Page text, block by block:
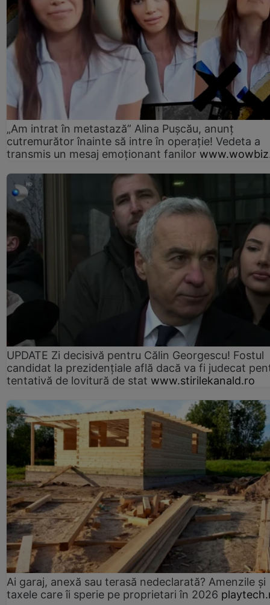
„Am intrat în metastază” Alina Pușcău, anunț
cutremurător înainte să intre în operație! Vedeta a
transmis un mesaj emoționant fanilor
UPDATE Zi decisivă pentru Călin Georgescu! Fostul
candidat la prezidențiale află dacă va fi judecat
tentativă de lovitură de stat www.stirilekanald.ro
Ai garaj, anexă sau terasă nedeclarată? Amenzile și
taxele care îi sperie pe proprietari în 2026